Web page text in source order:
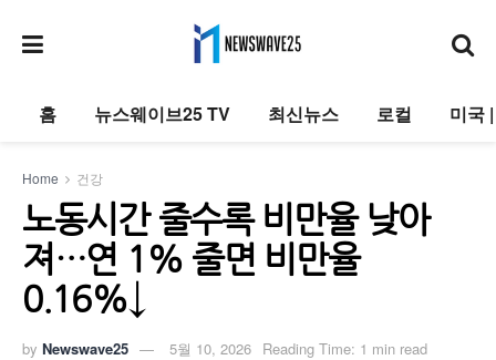
홈 뉴스웨이브25 TV 최신뉴스 로컬 미국
Home 건강
노동시간 줄수록 비만율 낮아
져…연 1% 줄면 비만율
0.16%↓
by Newswave25 5월 10, 2026 Reading Time: 1 min read